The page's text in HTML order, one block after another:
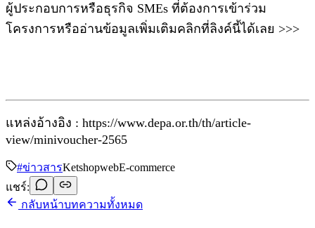
ผู้ประกอบการหรือธุรกิจ SMEs ที่ต้องการเข้าร่วม
โครงการหรืออ่านข้อมูลเพิ่มเติมคลิกที่ลิงค์นี้ได้เลย >>>
แหล่งอ้างอิง : https://www.depa.or.th/th/article-
view/minivoucher-2565
#ข่าวสารKetshopwebE-commerce
แชร์:
กลับหน้าบทความทั้งหมด